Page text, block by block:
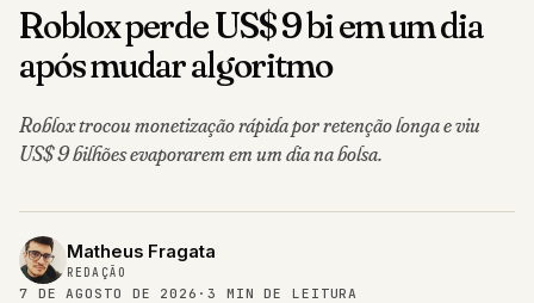
Roblox perde US$ 9 bi em um dia
após mudar algoritmo
Roblox trocou monetização rápida por retenção longa e viu
US$ 9 bilhões evaporarem em um dia na bolsa.
Matheus Fragata
REDAÇÃO
7 DE AGOSTO DE 2026 · 3 MIN DE LEITURA